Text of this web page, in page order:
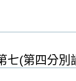
七(第四分別